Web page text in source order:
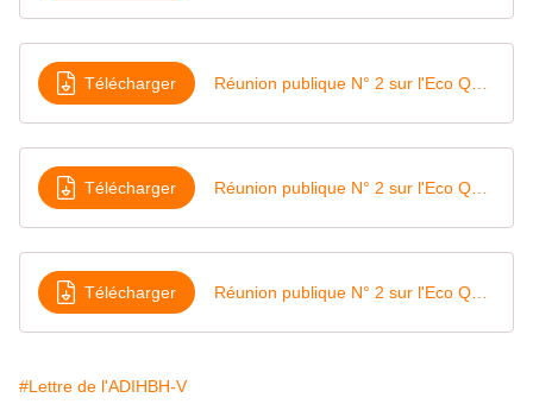
Télécharger
Télécharger
Télécharger
#Lettre de l'ADIHBH-V